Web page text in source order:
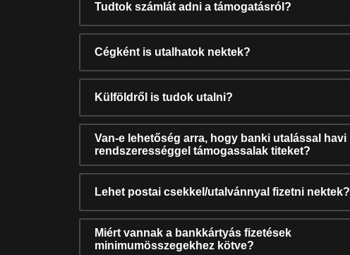
Tudtok számlát adni a támogatásról?
Cégként is utalhatok nektek?
Külföldről is tudok utalni?
Van-e lehetőség arra, hogy banki utalással havi
rendszerességgel támogassalak titeket?
Lehet postai csekkel/utalvánnyal fizetni nektek?
Miért vannak a bankkártyás fizetések
minimumösszegekhez kötve?